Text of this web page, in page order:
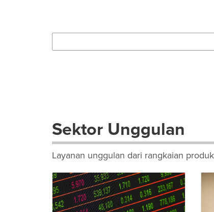
Sektor Unggulan
Layanan unggulan dari rangkaian